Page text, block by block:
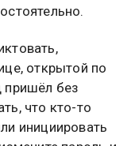
открытой по
пришёл без
что кто-то
инициировать